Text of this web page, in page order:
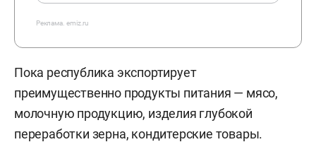
Реклама. emiz.ru
Пока республика экспортирует
преимущественно продукты питания — мясо,
молочную продукцию, изделия глубокой
переработки зерна, кондитерские товары.